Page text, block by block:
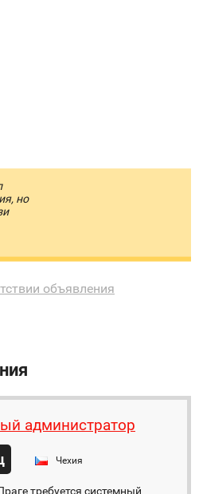
но
объявления
администратор
Чехия
требуется системный